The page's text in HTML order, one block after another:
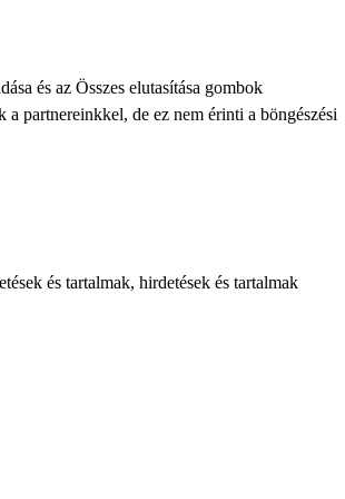
és az Összes elutasítása gombok
partnereinkkel, de ez nem érinti a böngészési
és tartalmak, hirdetések és tartalmak